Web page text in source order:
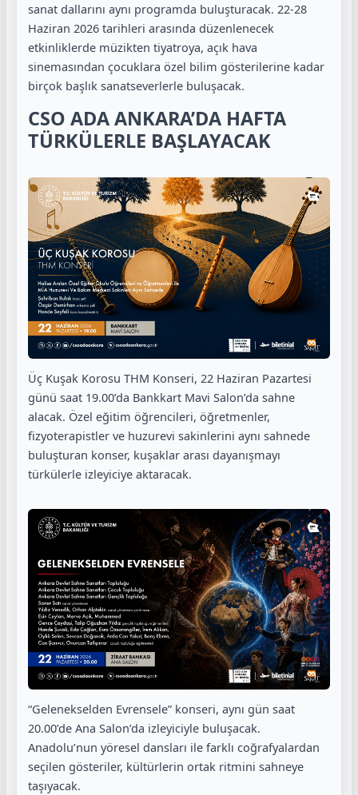
sanat dallarını aynı programda buluşturacak. 22-28
Haziran 2026 tarihleri arasında düzenlenecek
etkinliklerde müzikten tiyatroya, açık hava
sinemasından çocuklara özel bilim gösterilerine kadar
birçok başlık sanatseverlerle buluşacak.
CSO ADA ANKARA’DA HAFTA
TÜRKÜLERLE BAŞLAYACAK
Üç Kuşak Korosu THM Konseri, 22 Haziran Pazartesi
günü saat 19.00’da Bankkart Mavi Salon’da sahne
alacak. Özel eğitim öğrencileri, öğretmenler,
fizyoterapistler ve huzurevi sakinlerini aynı sahnede
buluşturan konser, kuşaklar arası dayanışmayı
türkülerle izleyiciye aktaracak.
“Gelenekselden Evrensele” konseri, aynı gün saat
20.00’de Ana Salon’da izleyiciyle buluşacak.
Anadolu’nun yöresel dansları ile farklı coğrafyalardan
seçilen gösteriler, kültürlerin ortak ritmini sahneye
taşıyacak.